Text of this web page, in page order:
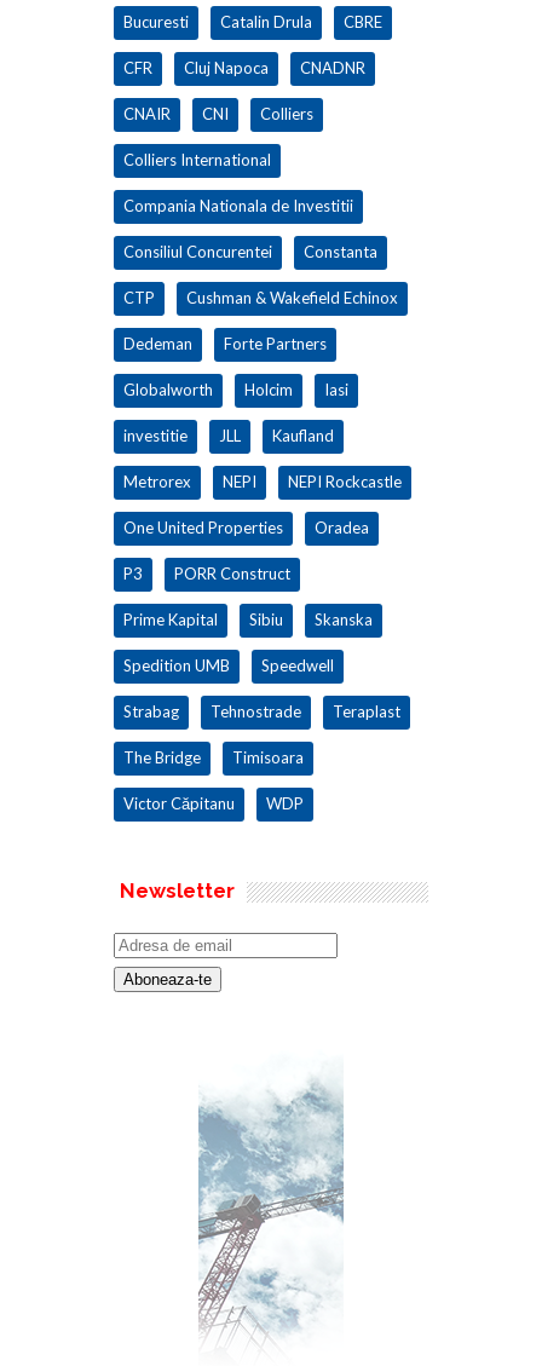
Bucuresti Catalin Drula CBRE
CFR Cluj Napoca CNADNR
CNAIR CNI Colliers
Colliers International
Compania Nationala de Investitii
Consiliul Concurentei Constanta
CTP Cushman & Wakefield Echinox
Dedeman Forte Partners
Globalworth Holcim Iasi
investitie JLL Kaufland
Metrorex NEPI NEPI Rockcastle
One United Properties Oradea
P3 PORR Construct
Prime Kapital Sibiu Skanska
Spedition UMB Speedwell
Strabag Tehnostrade Teraplast
The Bridge Timisoara
Victor Căpitanu WDP
Newsletter